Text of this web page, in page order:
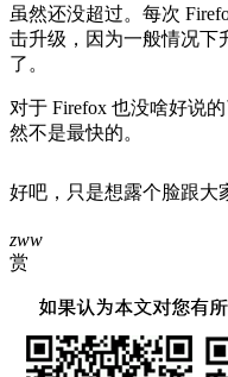
虽然还没超过。每次
击升级，因为一般情况下
了。
对于 Firefox 也没啥好说
然不是最快的。
好吧，只是想露个脸跟大
zww
赏